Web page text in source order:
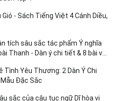
- Sách Tiếng Việt 4 Cánh Diều,
tích sâu sắc tác phẩm Ý nghĩa
Thanh - Dàn ý chi tiết & 8 bài văn
Tình Yêu Thương: 2 Dàn Ý Chi
Đặc Sắc
sắc của câu tục ngữ Dĩ hòa vi